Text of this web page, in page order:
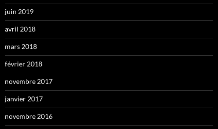
juin 2019
avril 2018
mars 2018
février 2018
novembre 2017
janvier 2017
novembre 2016